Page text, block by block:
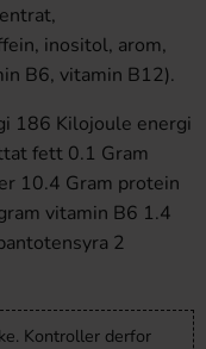
inositol, arom,
B6, vitamin B12).
186 Kilojoule energi
fett 0.1 Gram
10.4 Gram protein
vitamin B6 1.4
2
Kontroller derfor